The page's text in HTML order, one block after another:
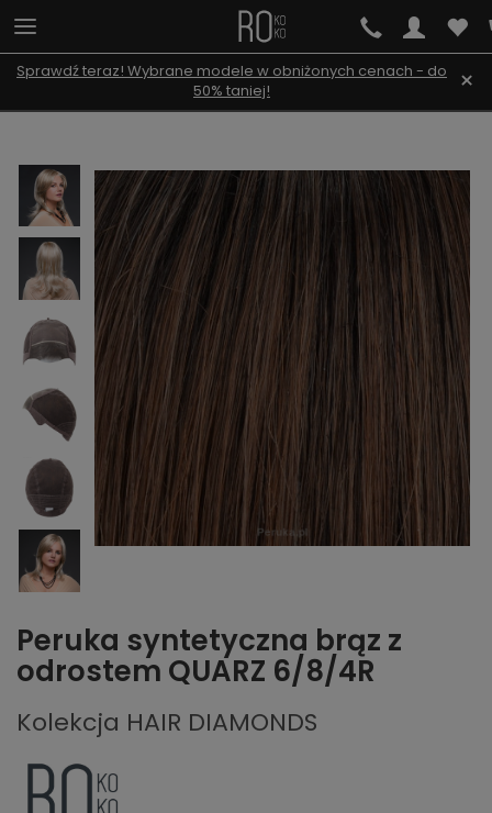
Sprawdź teraz! Wybrane modele w obniżonych cenach - do
50% taniej!
×
Peruka syntetyczna brąz z
odrostem QUARZ 6/8/4R
Kolekcja HAIR DIAMONDS